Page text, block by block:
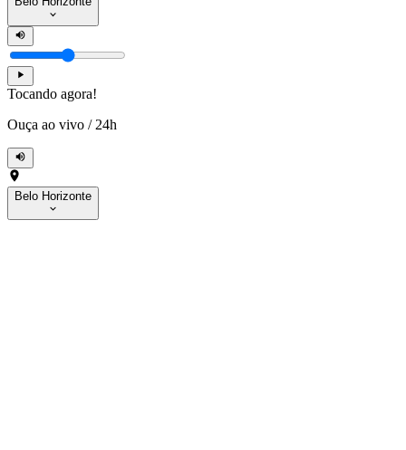
Tocando agora!
Ouça ao vivo / 24h
Belo Horizonte